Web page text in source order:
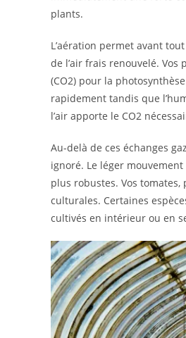
plants.
L’aération permet avant
de l’air frais renouvelé.
(CO2) pour la
rapidement tandis que
l’air apporte le CO2
Au-delà de ces échanges
ignoré. Le léger
plus robustes. Vos
culturales. Certaines
cultivés en intérieur ou en